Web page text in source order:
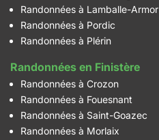
Randonnées à Lamballe-Armor
Randonnées à Pordic
Randonnées à Plérin
Randonnées en Finistère
Randonnées à Crozon
Randonnées à Fouesnant
Randonnées à Saint-Goazec
Randonnées à Morlaix